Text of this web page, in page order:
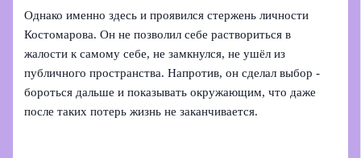
Однако именно здесь и проявился стержень личности
Костомарова. Он не позволил себе раствориться в
жалости к самому себе, не замкнулся, не ушёл из
публичного пространства. Напротив, он сделал выбор -
бороться дальше и показывать окружающим, что даже
после таких потерь жизнь не заканчивается.